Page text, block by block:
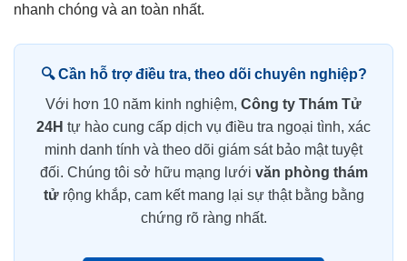
nhanh chóng và an toàn nhất.
🔍 Cần hỗ trợ điều tra, theo dõi chuyên nghiệp?
Với hơn 10 năm kinh nghiệm, Công ty Thám Tử
24H tự hào cung cấp dịch vụ điều tra ngoại tình, xác
minh danh tính và theo dõi giám sát bảo mật tuyệt
đối. Chúng tôi sở hữu mạng lưới văn phòng thám
tửrộng khắp, cam kết mang lại sự thật bằng bằng
chứng rõ ràng nhất.